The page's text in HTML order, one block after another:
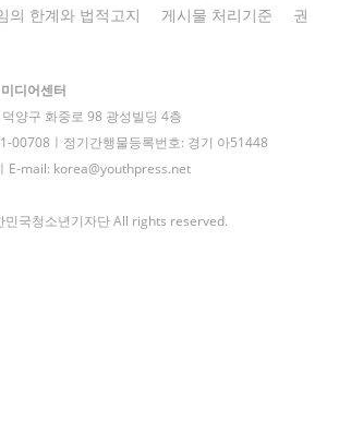
의 한계와 법적고지 게시물 처리기준
권
디어센터
양구 화중로 98 광성빌딩 4층
00708ㅣ정기간행물등록번호: 경기 아51448
E-mail: korea@youthpress.net
국청소년기자단 All rights reserved.